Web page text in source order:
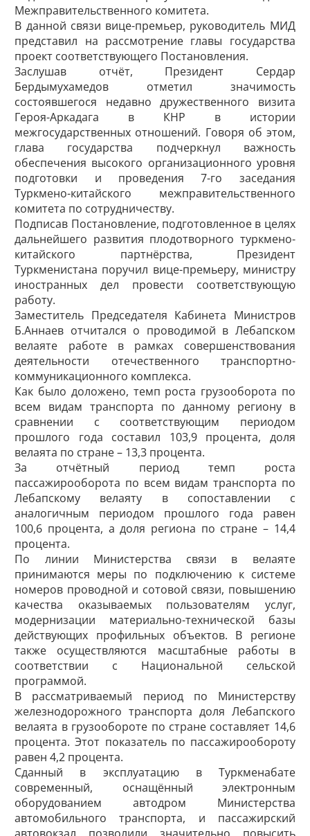
Межправительственного комитета.
В данной связи вице-премьер, руководитель МИД
представил на рассмотрение главы государства
проект соответствующего Постановления.
Заслушав отчёт, Президент Сердар
Бердымухамедов отметил значимость
состоявшегося недавно дружественного визита
Героя-Аркадага в КНР в истории
межгосударственных отношений. Говоря об этом,
глава государства подчеркнул важность
обеспечения высокого организационного уровня
подготовки и проведения 7-го заседания
Туркмено-китайского межправительственного
комитета по сотрудничеству.
Подписав Постановление, подготовленное в целях
дальнейшего развития плодотворного туркмено-
китайского партнёрства, Президент
Туркменистана поручил вице-премьеру, министру
иностранных дел провести соответствующую
работу.
Заместитель Председателя Кабинета Министров
Б.Аннаев отчитался о проводимой в Лебапском
велаяте работе в рамках совершенствования
деятельности отечественного транспортно-
коммуникационного комплекса.
Как было доложено, темп роста грузооборота по
всем видам транспорта по данному региону в
сравнении с соответствующим периодом
прошлого года составил 103,9 процента, доля
велаята по стране – 13,3 процента.
За отчётный период темп роста
пассажирооборота по всем видам транспорта по
Лебапскому велаяту в сопоставлении с
аналогичным периодом прошлого года равен
100,6 процента, а доля региона по стране – 14,4
процента.
По линии Министерства связи в велаяте
принимаются меры по подключению к системе
номеров проводной и сотовой связи, повышению
качества оказываемых пользователям услуг,
модернизации материально-технической базы
действующих профильных объектов. В регионе
также осуществляются масштабные работы в
соответствии с Нацио­нальной сельской
программой.
В рассматриваемый период по Министерству
железнодорожного транспорта доля Лебапского
велаята в грузообороте по стране составляет 14,6
процента. Этот показатель по пассажирообороту
равен 4,2 процента.
Сданный в эксплуатацию в Туркменабате
современный, оснащённый электронным
оборудованием автодром Министерства
автомобильного транспорта, и пассажирский